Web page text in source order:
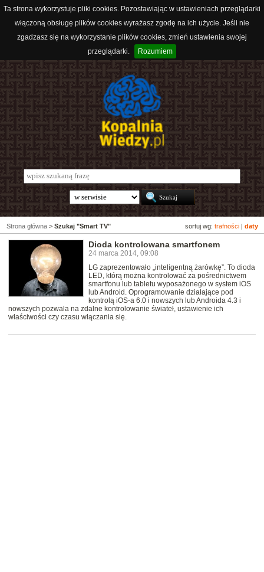
Ta strona wykorzystuje pliki cookies. Pozostawiając w ustawieniach przeglądarki
włączoną obsługę plików cookies wyrażasz zgodę na ich użycie. Jeśli nie
zgadzasz się na wykorzystanie plików cookies, zmień ustawienia swojej
przeglądarki.
Rozumiem
sortuj wg: trafności daty
Strona główna > Szukaj "Smart TV"
Dioda kontrolowana smartfonem
24 marca 2014, 09:08
LG zaprezentowało „inteligentną żarówkę”. To dioda
LED, którą można kontrolować za pośrednictwem
smartfonu lub tabletu wyposażonego w system iOS
lub Android. Oprogramowanie działające pod
kontrolą iOS-a 6.0 i nowszych lub Androida 4.3 i
nowszych pozwala na zdalne kontrolowanie świateł, ustawienie ich
właściwości czy czasu włączania się.